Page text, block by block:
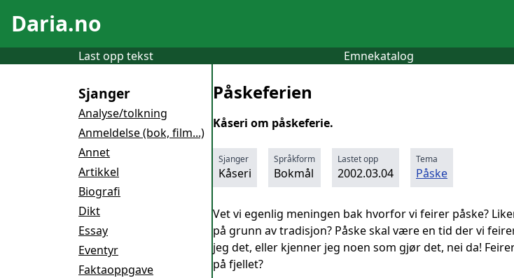
Daria.no
Last opp tekst Emnekatalog
Sjanger
Analyse/tolkning
Anmeldelse (bok, film...)
Annet
Artikkel
Biografi
Dikt
Essay
Eventyr
Faktaoppgave
Påskeferien
Kåseri om påskeferie.
Sjanger
Kåseri
Språkform
Bokmål
Lastet opp
2002.03.04
Tema
Påske
Vet vi egenlig meningen bak hvorfor vi feirer påske?
på grunn av tradisjon? Påske skal være en tid der vi
jeg det, eller kjenner jeg noen som gjør det, nei da!
på fjellet?